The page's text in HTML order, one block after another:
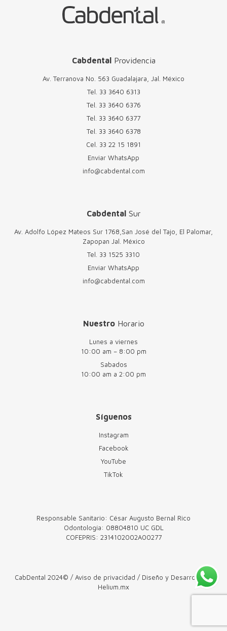
CabdentalProvidencia
Av. Terranova No. 563 Guadalajara, Jal. México
Tel. 33 3640 6313
Tel. 33 3640 6376
Tel. 33 3640 6377
Tel. 33 3640 6378
Cel. 33 22 15 1891
Enviar WhatsApp
info@cabdental.com
CabdentalSur
Av. Adolfo López Mateos Sur 1768,San José del Tajo, El Palomar,
Zapopan Jal. México
Tel. 33 1525 3310
Enviar WhatsApp
info@cabdental.com
NuestroHorario
Lunes a viernes
10:00 am – 8:00 pm
Sabados
10:00 am a 2:00 pm
Síguenos
Instagram
Facebook
YouTube
TikTok
Responsable Sanitario: César Augusto Bernal Rico
Odontología: 08804810 UC GDL
COFEPRIS: 2314102002A00277
CabDental 2024© /Aviso de privacidad / Diseño y Desarrollo by
Helium.mx